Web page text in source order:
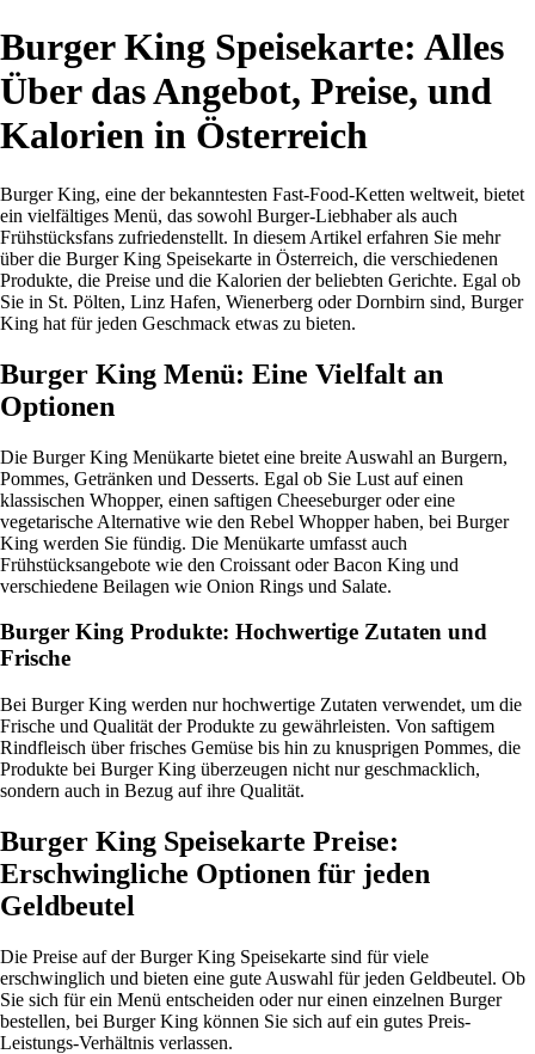
Burger King Speisekarte: Alles
Über das Angebot, Preise, und
Kalorien in Österreich
Burger King, eine der bekanntesten Fast-Food-Ketten weltweit, bietet
ein vielfältiges Menü, das sowohl Burger-Liebhaber als auch
Frühstücksfans zufriedenstellt. In diesem Artikel erfahren Sie mehr
über die Burger King Speisekarte in Österreich, die verschiedenen
Produkte, die Preise und die Kalorien der beliebten Gerichte. Egal ob
Sie in St. Pölten, Linz Hafen, Wienerberg oder Dornbirn sind, Burger
King hat für jeden Geschmack etwas zu bieten.
Burger King Menü: Eine Vielfalt an
Optionen
Die Burger King Menükarte bietet eine breite Auswahl an Burgern,
Pommes, Getränken und Desserts. Egal ob Sie Lust auf einen
klassischen Whopper, einen saftigen Cheeseburger oder eine
vegetarische Alternative wie den Rebel Whopper haben, bei Burger
King werden Sie fündig. Die Menükarte umfasst auch
Frühstücksangebote wie den Croissant oder Bacon King und
verschiedene Beilagen wie Onion Rings und Salate.
Burger King Produkte: Hochwertige Zutaten und
Frische
Bei Burger King werden nur hochwertige Zutaten verwendet, um die
Frische und Qualität der Produkte zu gewährleisten. Von saftigem
Rindfleisch über frisches Gemüse bis hin zu knusprigen Pommes, die
Produkte bei Burger King überzeugen nicht nur geschmacklich,
sondern auch in Bezug auf ihre Qualität.
Burger King Speisekarte Preise:
Erschwingliche Optionen für jeden
Geldbeutel
Die Preise auf der Burger King Speisekarte sind für viele
erschwinglich und bieten eine gute Auswahl für jeden Geldbeutel. Ob
Sie sich für ein Menü entscheiden oder nur einen einzelnen Burger
bestellen, bei Burger King können Sie sich auf ein gutes Preis-
Leistungs-Verhältnis verlassen.